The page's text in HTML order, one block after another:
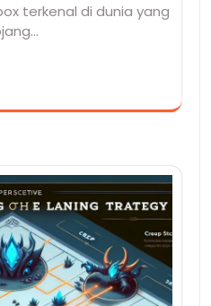
terkenal di dunia yang